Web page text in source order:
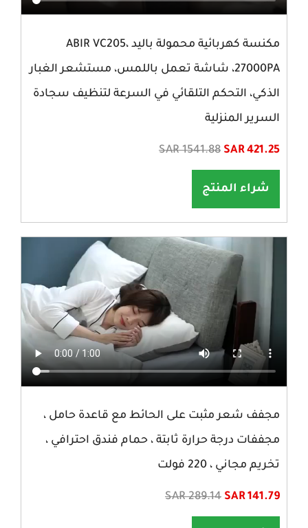
مكنسة كهربائية محمولة باليد ABIR VC205،
27000PA، شاشة تعمل باللمس، مستشعر الغبار
الذكي، التحكم التلقائي في السرعة لتنظيف سجادة
السرير المنزلية
SAR 1541.88 SAR 421.25
شراء المنتج
مجفف شعر مثبت على الحائط مع قاعدة حامل ،
مجففات درجة حرارة ثابتة ، حمام فندق احترافي ،
تخريم مجاني ، 220 فولت
SAR 289.14 SAR 141.79